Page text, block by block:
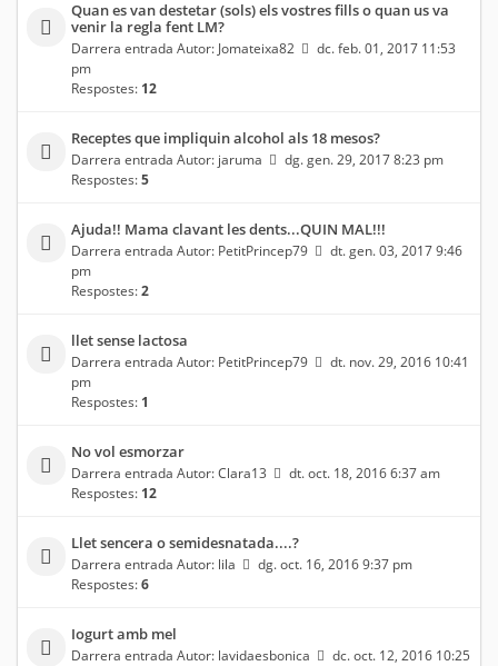
Quan es van destetar (sols) els vostres fills o quan us va
venir la regla fent LM?
Darrera entrada Autor: Jomateixa82
dc. feb. 01, 2017 11:53
pm
Respostes: 12
Receptes que impliquin alcohol als 18 mesos?
Darrera entrada Autor: jaruma
dg. gen. 29, 2017 8:23 pm
Respostes:5
Ajuda!! Mama clavant les dents...QUIN MAL!!!
Darrera entrada Autor: PetitPrincep79
dt. gen. 03, 2017 9:46
pm
Respostes:2
llet sense lactosa
Darrera entrada Autor: PetitPrincep79
dt. nov. 29, 2016 10:41
pm
Respostes: 1
No vol esmorzar
Darrera entrada Autor:Clara13
dt. oct. 18, 2016 6:37 am
Respostes: 12
Llet sencera o semidesnatada....?
Darrera entrada Autor: lila
dg. oct. 16, 2016 9:37 pm
Respostes:6
Iogurt amb mel
Darrera entrada Autor: lavidaesbonica
dc. oct. 12, 2016 10:25